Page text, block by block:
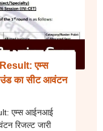
एम्स
का सीट आवंटन
एम्स आईनआई
रिजल्ट जारी